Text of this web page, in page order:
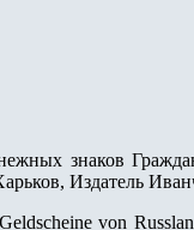
знаков
Издатель
von